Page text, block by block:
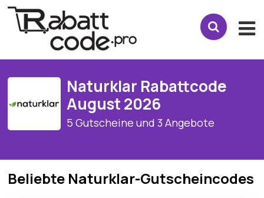
Naturklar Rabattcode
August 2026
5 Gutscheine und 3 Angebote
Beliebte Naturklar-Gutscheincodes